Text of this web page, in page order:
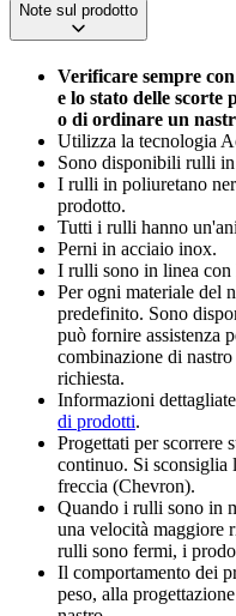
Note sul prodotto
Verificare sempre
e lo stato delle
o di ordinare un
Utilizza la tecnologia
Sono disponibili rulli
I rulli in poliuretano
prodotto.
Tutti i rulli hanno
Perni in acciaio inox.
I rulli sono in linea con
Per ogni materiale del
predefinito. Sono
può fornire assistenza
combinazione di
richiesta.
Informazioni
di prodotti.
Progettati per scorrere
continuo. Si sconsiglia
freccia (Chevron).
Quando i rulli sono in
una velocità maggiore
rulli sono fermi, i
Il comportamento dei
peso, alla